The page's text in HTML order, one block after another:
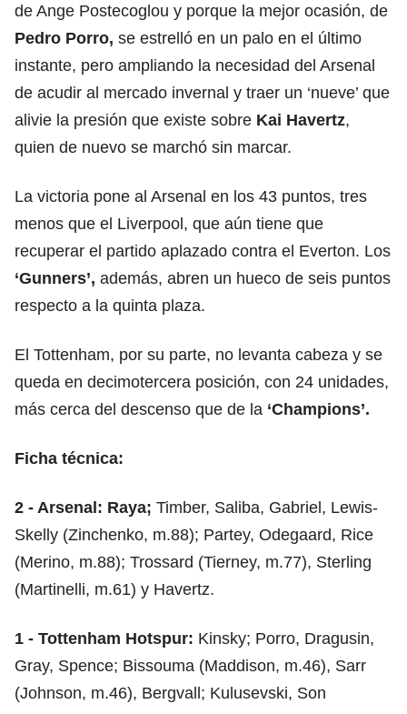
de Ange Postecoglou y porque la mejor ocasión, de
Pedro Porro, se estrelló en un palo en el último
instante, pero ampliando la necesidad del Arsenal
de acudir al mercado invernal y traer un ‘nueve’ que
alivie la presión que existe sobre Kai Havertz,
quien de nuevo se marchó sin marcar.
La victoria pone al Arsenal en los 43 puntos, tres
menos que el Liverpool, que aún tiene que
recuperar el partido aplazado contra el Everton. Los
‘Gunners’, además, abren un hueco de seis puntos
respecto a la quinta plaza.
El Tottenham, por su parte, no levanta cabeza y se
queda en decimotercera posición, con 24 unidades,
más cerca del descenso que de la ‘Champions’.
Ficha técnica:
2 - Arsenal: Raya; Timber, Saliba, Gabriel, Lewis-
Skelly (Zinchenko, m.88); Partey, Odegaard, Rice
(Merino, m.88); Trossard (Tierney, m.77), Sterling
(Martinelli, m.61) y Havertz.
1 - Tottenham Hotspur: Kinsky; Porro, Dragusin,
Gray, Spence; Bissouma (Maddison, m.46), Sarr
(Johnson, m.46), Bergvall; Kulusevski, Son